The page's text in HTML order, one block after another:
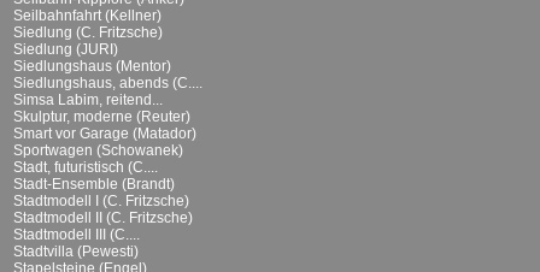
Seilbahnfahrt (Kellner)
Siedlung (C. Fritzsche)
Siedlung (JURI)
Siedlungshaus (Mentor)
Siedlungshaus, abends (C....
Simsa Labim, reitend...
Skulptur, moderne (Reuter)
Smart vor Garage (Matador)
Sportwagen (Schowanek)
Stadt, futuristisch (C....
Stadt-Ensemble (Brandt)
Stadtmodell I (C. Fritzsche)
Stadtmodell II (C. Fritzsche)
Stadtmodell III (C....
Stadtvilla (Pewesti)
Stapelsteine (Engel)